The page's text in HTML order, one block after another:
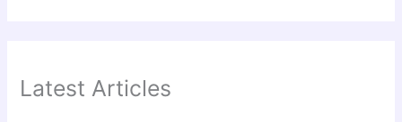
Latest Articles